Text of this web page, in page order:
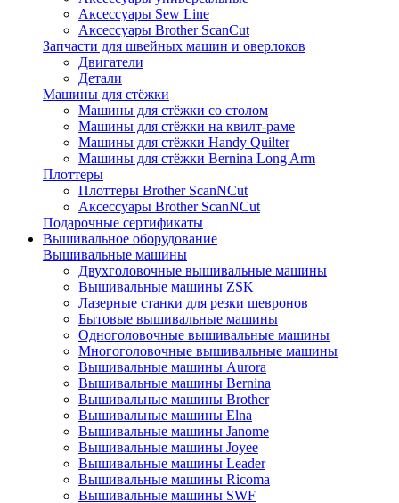
Аксессуары Sew Line
Аксессуары Brother ScanCut
Запчасти для швейных машин и оверлоков
Двигатели
Детали
Машины для стёжки
Машины для стёжки со столом
Машины для стёжки на квилт-раме
Машины для стёжки Handy Quilter
Машины для стёжки Bernina Long Arm
Плоттеры
Плоттеры Brother ScanNCut
Аксессуары Brother ScanNCut
Подарочные сертификаты
Вышивальное оборудование
Вышивальные машины
Двухголовочные вышивальные машины
Вышивальные машины ZSK
Лазерные станки для резки шевронов
Бытовые вышивальные машины
Одноголовочные вышивальные машины
Многоголовочные вышивальные машины
Вышивальные машины Aurora
Вышивальные машины Bernina
Вышивальные машины Brother
Вышивальные машины Elna
Вышивальные машины Janome
Вышивальные машины Joyee
Вышивальные машины Leader
Вышивальные машины Ricoma
Вышивальные машины SWF